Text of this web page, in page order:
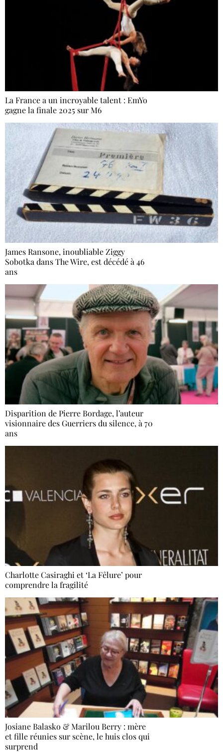
La France a un incroyable talent : EmYo
gagne la finale 2025 sur M6
James Ransone, inoubliable Ziggy
Sobotka dans The Wire, est décédé à 46
ans
Disparition de Pierre Bordage, l’auteur
visionnaire des Guerriers du silence, à 70
ans
Charlotte Casiraghi et ‘La Fêlure’ pour
comprendre la fragilité
Josiane Balasko & Marilou Berry : mère
et fille réunies sur scène, le huis clos qui
surprend